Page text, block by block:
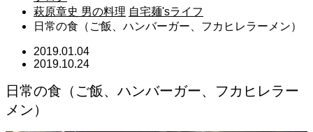
萩原章史 男の料理 自宅麺'sライフ
日常の食（ご飯、ハンバーガー、フカヒレラーメン）
2019.01.04
2019.10.24
日常の食（ご飯、ハンバーガー、フカヒレラー
メン）